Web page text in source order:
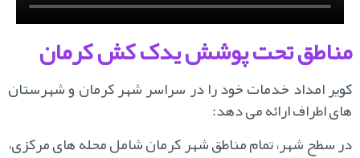
تحت پوشش یدک کش کرمان
امداد خدمات خود را در سراسر شهر کرمان و شهرستان
اطراف ارائه می دهد:
سطح شهر، تمام مناطق شهر کرمان شامل محله های مرکزی،